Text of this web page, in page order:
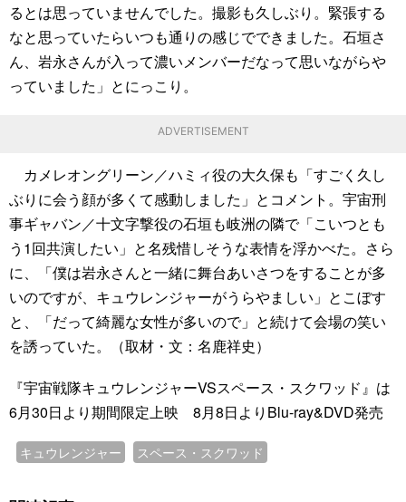
るとは思っていませんでした。撮影も久しぶり。緊張する
なと思っていたらいつも通りの感じでできました。石垣さ
ん、岩永さんが入って濃いメンバーだなって思いながらや
っていました」とにっこり。
ADVERTISEMENT
カメレオングリーン／ハミィ役の大久保も「すごく久し
ぶりに会う顔が多くて感動しました」とコメント。宇宙刑
事ギャバン／十文字撃役の石垣も岐洲の隣で「こいつとも
う1回共演したい」と名残惜しそうな表情を浮かべた。さら
に、「僕は岩永さんと一緒に舞台あいさつをすることが多
いのですが、キュウレンジャーがうらやましい」とこぼす
と、「だって綺麗な女性が多いので」と続けて会場の笑い
を誘っていた。（取材・文：名鹿祥史）
『宇宙戦隊キュウレンジャーVSスペース・スクワッド』は
6月30日より期間限定上映 8月8日よりBlu-ray&DVD発売
キュウレンジャー スペース・スクワッド